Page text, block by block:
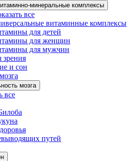
минеральные комплексы
все
витаминные комплексы
для детей
для женщин
для мужчин
и сон
мозга
все
путей